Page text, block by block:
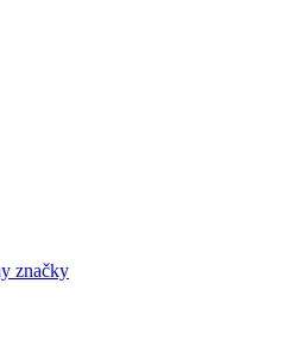
značky